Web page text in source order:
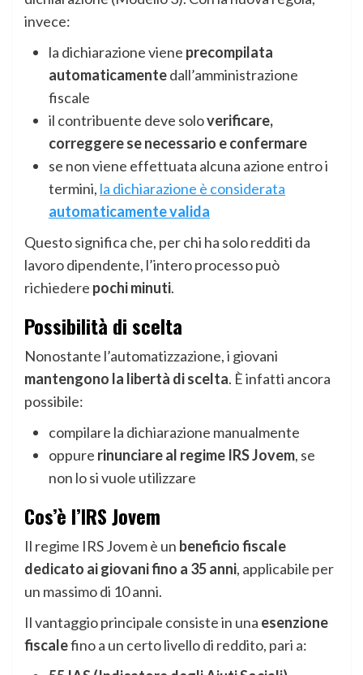
invece:
la dichiarazione viene precompilata
automaticamentedall’amministrazione
fiscale
il contribuente deve soloverificare,
correggere se necessario e confermare
se non viene effettuata alcuna azione entro i
termini, la dichiarazione è considerata
automaticamente valida
Questo significa che, per chi ha solo redditi da
lavoro dipendente, l’intero processo può
richiedere pochi minuti.
Possibilità di scelta
Nonostante l’automatizzazione, i giovani
mantengono la libertà di scelta. È infatti ancora
possibile:
compilare la dichiarazione manualmente
oppure rinunciare al regime IRS Jovem, se
non lo si vuole utilizzare
Cos’è l’IRS Jovem
Il regime IRS Jovem è un beneficio fiscale
dedicato ai giovani fino a 35 anni, applicabile per
un massimo di 10 anni.
Il vantaggio principale consiste in una esenzione
fiscalefino a un certo livello di reddito, pari a: